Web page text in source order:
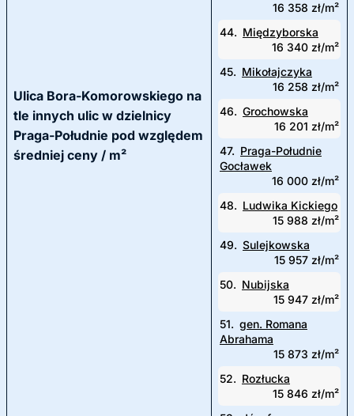
Ulica Bora-Komorowskiego na
tle innych ulic w dzielnicy
Praga-Południe pod względem
średniej ceny / m²
16 358 zł/m²
44. Międzyborska
16 340 zł/m²
45. Mikołajczyka
16 258 zł/m²
46. Grochowska
16 201 zł/m²
47. Praga-Południe
Gocławek
16 000 zł/m²
48. Ludwika Kickiego
15 988 zł/m²
49. Sulejkowska
15 957 zł/m²
50. Nubijska
15 947 zł/m²
51. gen. Romana
Abrahama
15 873 zł/m²
52. Rozłucka
15 846 zł/m²